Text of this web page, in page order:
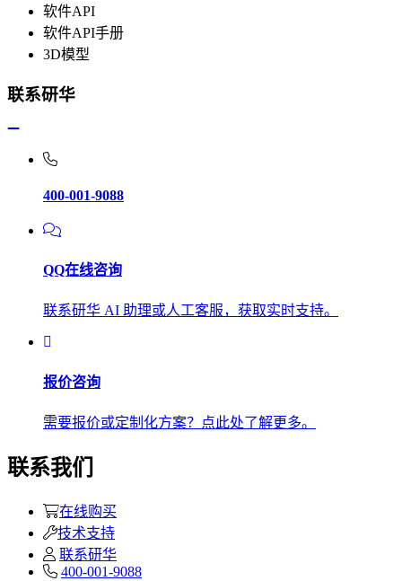
软件API
软件API手册
3D模型
联系研华
400-001-9088
QQ在线咨询
联系研华 AI 助理或人工客服，获取实时支持。
报价咨询
需要报价或定制化方案？点此处了解更多。
联系我们
在线购买
技术支持
联系研华
400-001-9088